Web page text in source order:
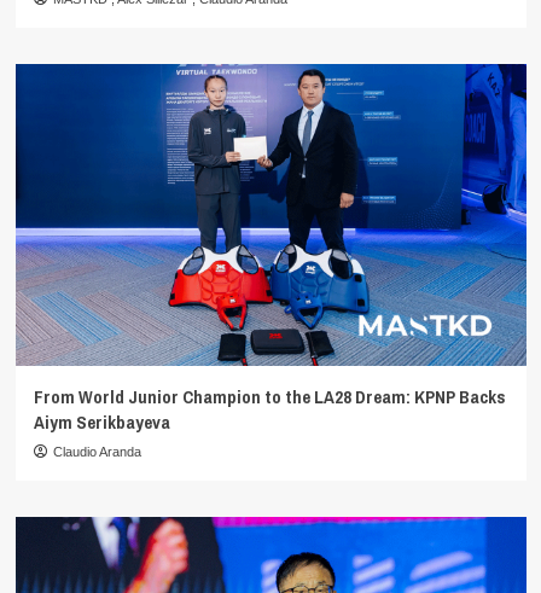
From World Junior Champion to the LA28 Dream: KPNP Backs
Aiym Serikbayeva
Claudio Aranda